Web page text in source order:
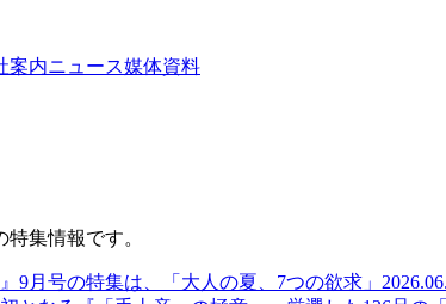
案内ニュース媒体資料
集情報です。
9月号の特集は、「大人の夏、7つの欲求」